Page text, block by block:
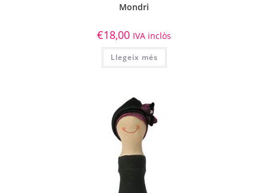
Mondri
€18,00 IVA inclòs
Llegeix més